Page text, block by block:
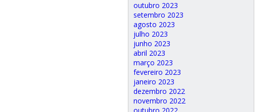
outubro 2023
setembro 2023
agosto 2023
julho 2023
junho 2023
abril 2023
março 2023
fevereiro 2023
janeiro 2023
dezembro 2022
novembro 2022